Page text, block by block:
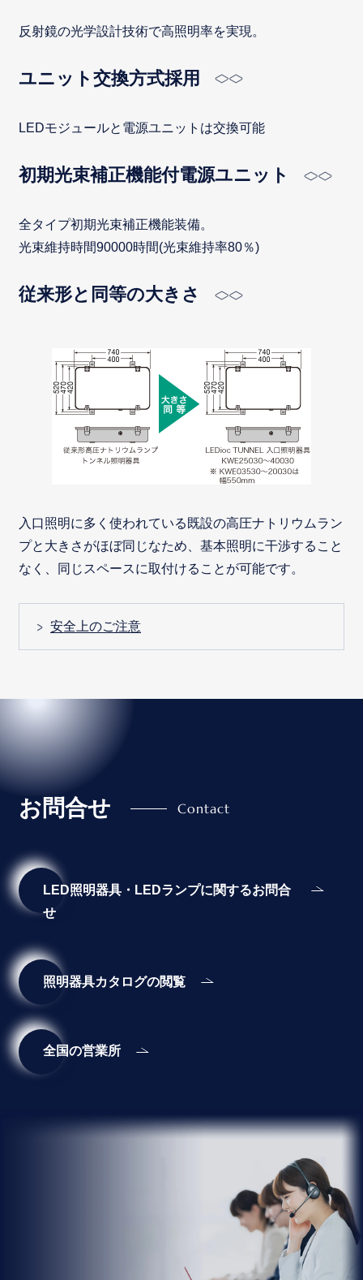
反射鏡の光学設計技術で高照明率を実現。
ユニット交換方式採用
LEDモジュールと電源ユニットは交換可能
初期光束補正機能付電源ユニット
全タイプ初期光束補正機能装備。
光束維持時間90000時間(光束維持率80％)
従来形と同等の大きさ
入口照明に多く使われている既設の高圧ナトリウムラン
プと大きさがほぼ同じなため、基本照明に干渉すること
なく、同じスペースに取付けることが可能です。
安全上のご注意
お問合せ
LED照明器具・LEDランプに関するお問合
せ
照明器具カタログの閲覧
全国の営業所